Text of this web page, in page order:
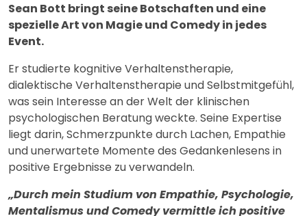
Sean Bott bringt seine Botschaften und eine
spezielle Art von Magie und Comedy in jedes
Event.
Er studierte kognitive Verhaltenstherapie,
dialektische Verhaltenstherapie und Selbstmitgefühl,
was sein Interesse an der Welt der klinischen
psychologischen Beratung weckte. Seine Expertise
liegt darin, Schmerzpunkte durch Lachen, Empathie
und unerwartete Momente des Gedankenlesens in
positive Ergebnisse zu verwandeln.
„Durch mein Studium von Empathie, Psychologie,
Mentalismus und Comedy vermittle ich positive